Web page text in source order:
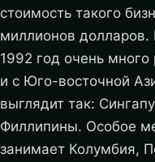
стоимость такого
миллионов долларов.
1992 год очень
и с Юго-восточной
выглядит так:
Филлипины. Особое
занимает Колумбия,